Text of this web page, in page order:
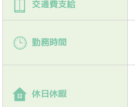
交通費支給
勤務時間
休日休暇